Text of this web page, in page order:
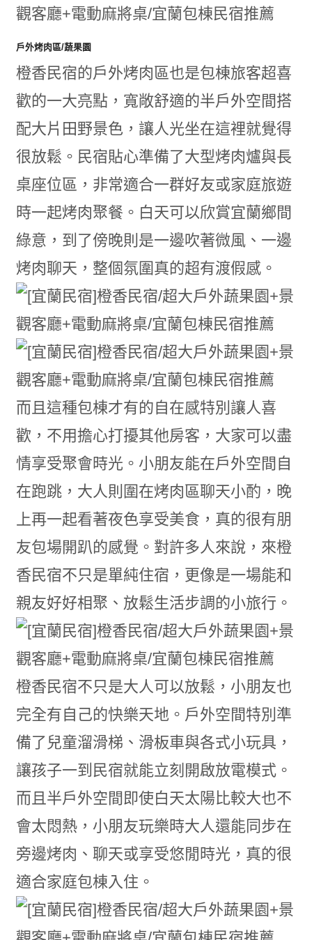
戶外烤肉區/蔬果園
橙香民宿的戶外烤肉區也是包棟旅客超喜
歡的一大亮點，寬敞舒適的半戶外空間搭
配大片田野景色，讓人光坐在這裡就覺得
很放鬆。民宿貼心準備了大型烤肉爐與長
桌座位區，非常適合一群好友或家庭旅遊
時一起烤肉聚餐。白天可以欣賞宜蘭鄉間
綠意，到了傍晚則是一邊吹著微風、一邊
烤肉聊天，整個氛圍真的超有渡假感。
而且這種包棟才有的自在感特別讓人喜
歡，不用擔心打擾其他房客，大家可以盡
情享受聚會時光。小朋友能在戶外空間自
在跑跳，大人則圍在烤肉區聊天小酌，晚
上再一起看著夜色享受美食，真的很有朋
友包場開趴的感覺。對許多人來說，來橙
香民宿不只是單純住宿，更像是一場能和
親友好好相聚、放鬆生活步調的小旅行。
橙香民宿不只是大人可以放鬆，小朋友也
完全有自己的快樂天地。戶外空間特別準
備了兒童溜滑梯、滑板車與各式小玩具，
讓孩子一到民宿就能立刻開啟放電模式。
而且半戶外空間即使白天太陽比較大也不
會太悶熱，小朋友玩樂時大人還能同步在
旁邊烤肉、聊天或享受悠閒時光，真的很
適合家庭包棟入住。